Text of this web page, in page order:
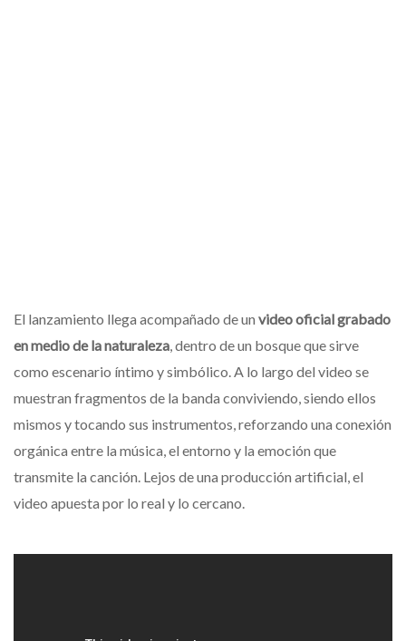
El lanzamiento llega acompañado de un video oficial grabado
en medio de la naturaleza, dentro de un bosque que sirve
como escenario íntimo y simbólico. A lo largo del video se
muestran fragmentos de la banda conviviendo, siendo ellos
mismos y tocando sus instrumentos, reforzando una conexión
orgánica entre la música, el entorno y la emoción que
transmite la canción. Lejos de una producción artificial, el
video apuesta por lo real y lo cercano.